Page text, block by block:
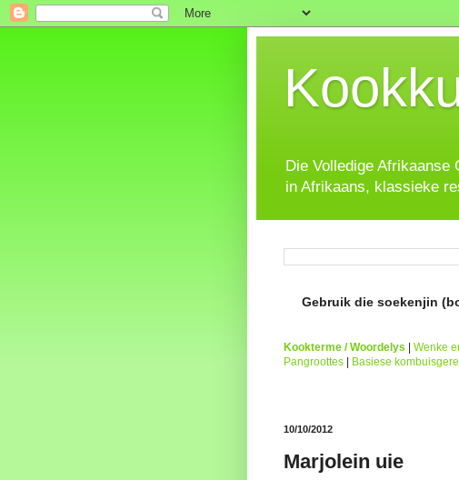
Die Volledige
in Afrikaans, klassieke
Gebruik die soekenjin
Kookterme / Woordelys Wenke
Pangroottes
Basiese
10/10/2012
Marjolein uie